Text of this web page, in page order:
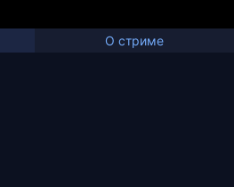
О стриме